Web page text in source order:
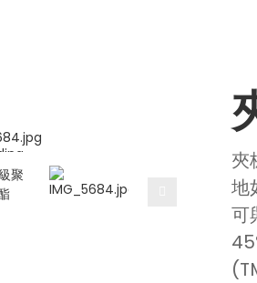
夾
地
可